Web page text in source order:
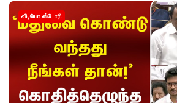
வீடியோ ஸ்டோரி